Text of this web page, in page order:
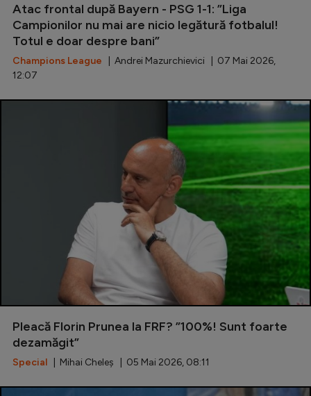
Atac frontal după Bayern - PSG 1-1: ”Liga
Campionilor nu mai are nicio legătură fotbalul!
Totul e doar despre bani”
Champions League | Andrei Mazurchievici | 07 Mai 2026,
12:07
Pleacă Florin Prunea la FRF? ”100%! Sunt foarte
dezamăgit”
Special | Mihai Cheleș | 05 Mai 2026, 08:11